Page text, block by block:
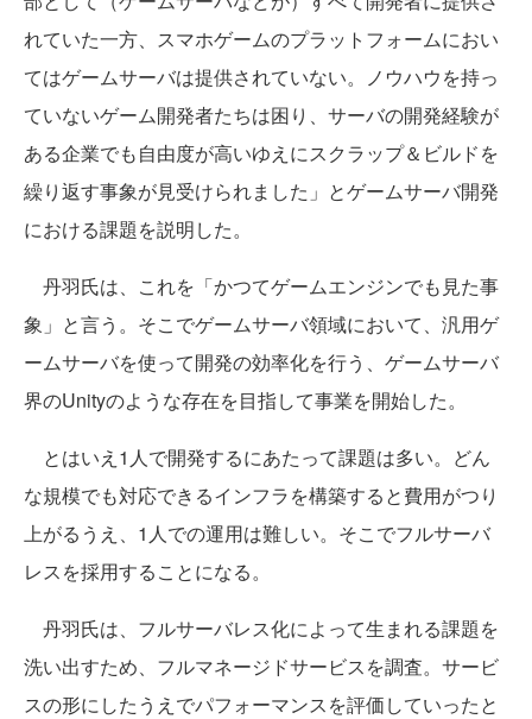
れていた一方、スマホゲームのプラットフォームにおい
てはゲームサーバは提供されていない。ノウハウを持っ
ていないゲーム開発者たちは困り、サーバの開発経験が
ある企業でも自由度が高いゆえにスクラップ＆ビルドを
繰り返す事象が見受けられました」とゲームサーバ開発
における課題を説明した。
丹羽氏は、これを「かつてゲームエンジンでも見た事
象」と言う。そこでゲームサーバ領域において、汎用ゲ
ームサーバを使って開発の効率化を行う、ゲームサーバ
界のUnityのような存在を目指して事業を開始した。
とはいえ1人で開発するにあたって課題は多い。どん
な規模でも対応できるインフラを構築すると費用がつり
上がるうえ、1人での運用は難しい。そこでフルサーバ
レスを採用することになる。
丹羽氏は、フルサーバレス化によって生まれる課題を
洗い出すため、フルマネージドサービスを調査。サービ
スの形にしたうえでパフォーマンスを評価していったと